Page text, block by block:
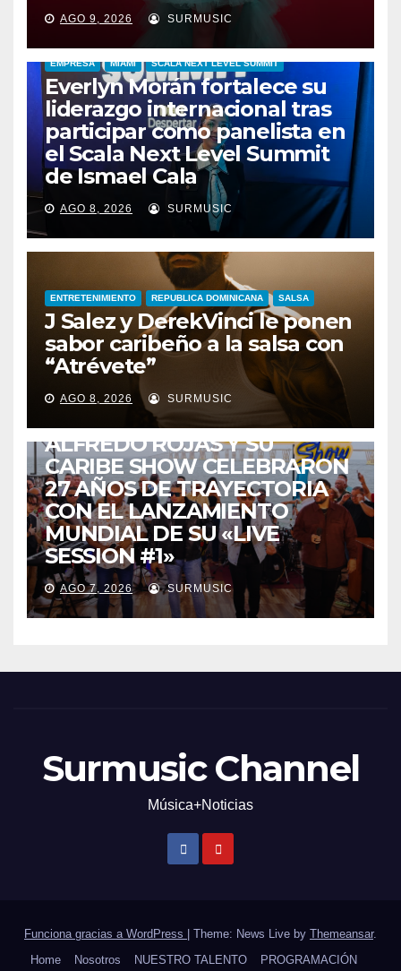
AGO 9, 2026 SURMUSIC
EMPRESA MIAMI SCALA NEXT LEVEL SUMMIT
Everlyn Morán fortalece su
liderazgo internacional tras
participar como panelista en
el Scala Next Level Summit
de Ismael Cala
AGO 8, 2026 SURMUSIC
ENTRETENIMIENTO REPUBLICA DOMINICANA SALSA
J Salez y DerekVinci le ponen
sabor caribeño a la salsa con
“Atrévete”
AGO 8, 2026 SURMUSIC
ENTRETENIMIENTO GUARACHA ZULIANA LIVE SESSION
ZULIA
ALFREDO ROJAS Y SU
CARIBE SHOW CELEBRARON
27 AÑOS DE TRAYECTORIA
CON EL LANZAMIENTO
MUNDIAL DE SU «LIVE
SESSION #1»
AGO 7, 2026 SURMUSIC
Surmusic Channel
Música+Noticias
Funciona gracias a WordPress | Theme: News Live by Themeansar.
Home
Nosotros NUESTRO TALENTO PROGRAMACIÓN